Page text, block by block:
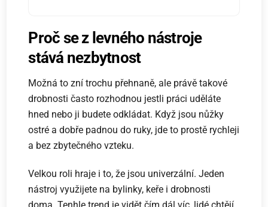
Proč se z levného nástroje
stává nezbytnost
Možná to zní trochu přehnaně, ale právě takové
drobnosti často rozhodnou jestli práci uděláte
hned nebo ji budete odkládat. Když jsou nůžky
ostré a dobře padnou do ruky, jde to prostě rychleji
a bez zbytečného vzteku.
Velkou roli hraje i to, že jsou univerzální. Jeden
nástroj využijete na bylinky, keře i drobnosti